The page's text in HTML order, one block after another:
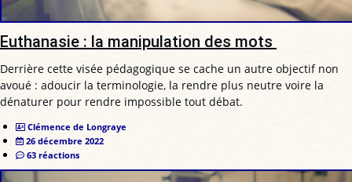
Euthanasie : la manipulation des mots
Derrière cette visée pédagogique se cache un autre objectif non
avoué : adoucir la terminologie, la rendre plus neutre voire la
dénaturer pour rendre impossible tout débat.
Clémence de Longraye
26 décembre 2022
63 réactions